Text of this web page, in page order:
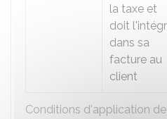
Conditions d'application
la taxe et
doit
dans sa
facture au
client